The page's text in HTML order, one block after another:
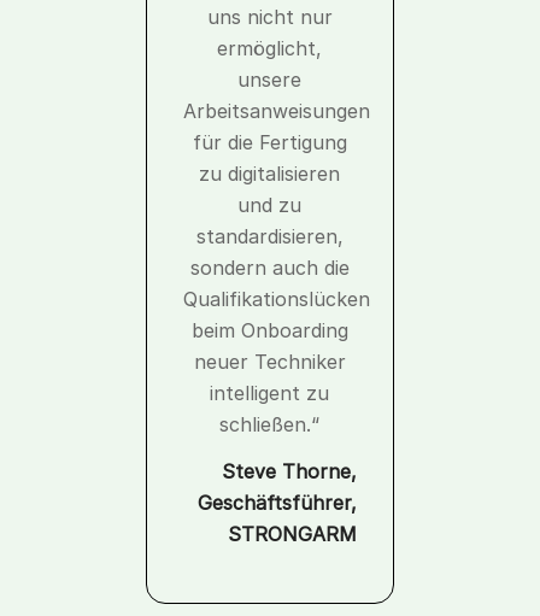
uns nicht nur
ermöglicht,
unsere
Arbeitsanweisungen
für die Fertigung
zu digitalisieren
und zu
standardisieren,
sondern auch die
Qualifikationslücken
beim Onboarding
neuer Techniker
intelligent zu
schließen.“
Steve Thorne,
Geschäftsführer,
STRONGARM